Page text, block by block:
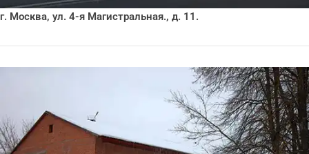
г. Москва, ул. 4-я Магистральная., д. 11.